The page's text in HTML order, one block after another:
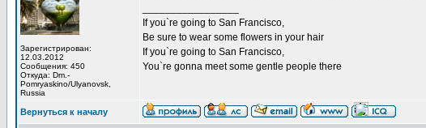
Зарегистрирован:
12.03.2012
Сообщения: 450
Откуда: Dm.-
Pomryaskino/Ulyanovsk,
Russia
If you`re going to San Francisco,
Be sure to wear some flowers in your hair
If you`re going to San Francisco,
You`re gonna meet some gentle people there
Вернуться к началу